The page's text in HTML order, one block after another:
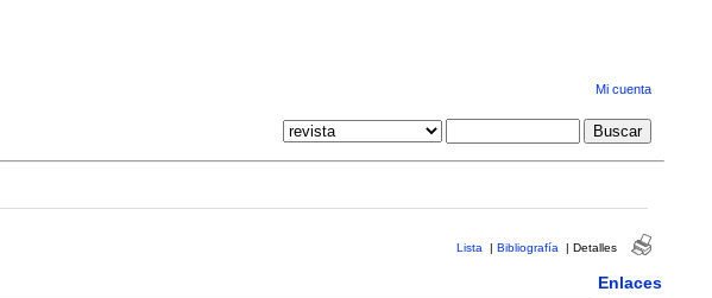
Mi cuenta
Lista | Bibliografía | Detalles
Enlaces